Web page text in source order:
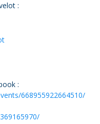
:
:
668955922664510/